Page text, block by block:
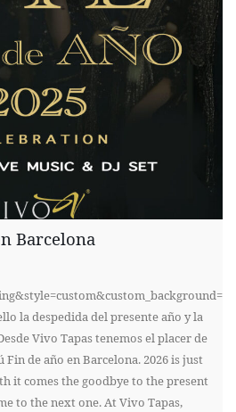
Barcelona
la despedida del presente año y la
Vivo Tapas tenemos el placer de
de año en Barcelona. 2026 is just
it comes the goodbye to the present
to the next one. At Vivo Tapas,